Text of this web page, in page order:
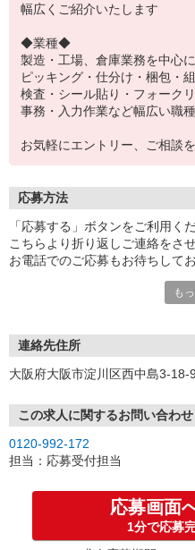
幅広くご紹介いたします
◆業種◆
製造・工場、倉庫業務を中心に
ピッキング・仕分け・梱包・組
検査・シール貼り・フォーク
事務・入力作業など幅広い職
お気軽にエントリー、ご相談
応募方法
「応募する」ボタンをご利用くだ
こちらより折り返しご連絡をさ
お電話でのご応募もお待ちしてお
※現地での面談対応も可能です。
も
連絡先住所
大阪府大阪市淀川区西中島3-
この求人に関するお問い合わせ
0120-992-172
担当：応募受付担当
応募画面
1分で応募